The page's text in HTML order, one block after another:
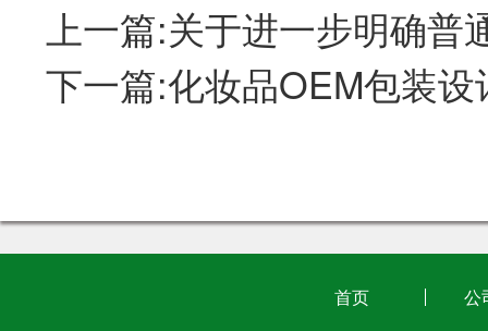
上一篇:关于进一步明确普
下一篇:化妆品OEM包装
首页 公